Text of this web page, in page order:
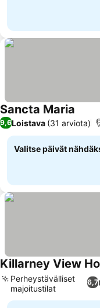
Sancta Maria
9,6Loistava (31 arviota)
Valitse päivät
Killarney View
6,7
Perheystävälliset
majoitustilat